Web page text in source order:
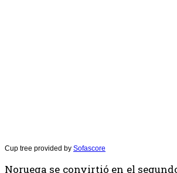
Cup tree provided by Sofascore
Noruega se convirtió en el